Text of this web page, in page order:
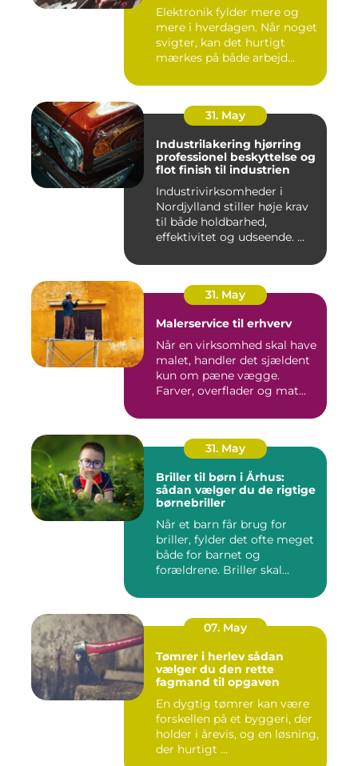
Elektronik fylder mere og
mere i hverdagen. Når noget
svigter, kan det hurtigt
mærkes på både arbejd...
31. May
Industrilakering hjørring
professionel beskyttelse og
flot finish til industrien
Industrivirksomheder i
Nordjylland stiller høje krav
til både holdbarhed,
effektivitet og udseende. ...
31. May
Malerservice til erhverv
Når en virksomhed skal have
malet, handler det sjældent
kun om pæne vægge.
Farver, overflader og mat...
31. May
Briller til børn i Århus:
sådan vælger du de rigtige
børnebriller
Når et barn får brug for
briller, fylder det ofte meget
både for barnet og
forældrene. Briller skal...
07. May
Tømrer i herlev sådan
vælger du den rette
fagmand til opgaven
En dygtig tømrer kan være
forskellen på et byggeri, der
holder i årevis, og en løsning,
der hurtigt ...